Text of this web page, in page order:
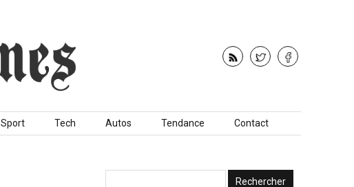
Sport Tech Autos Tendance Contact